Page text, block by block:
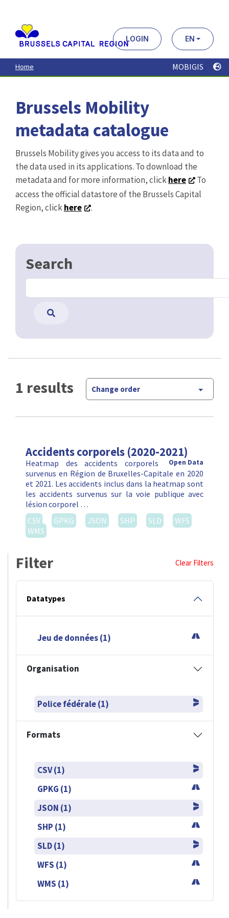
contenu
principal
LOGIN EN
Home MOBIGIS
Brussels Mobility
metadata catalogue
Brussels Mobility gives you access to its data and to
the data used in its applications. To download the
metadata and for more information, clickhere
To
access the official datastore of the Brussels Capital
Region, clickhere .
Search
1 results Change order
Accidents corporels (2020-2021)
Open Data
Heatmap des accidents corporels
survenus en Région de Bruxelles-Capitale en 2020
et 2021. Les accidents inclus dans la heatmap sont
les accidents survenus sur la voie publique avec
lésion corporel …
CSV
GPKG JSON SHP SLD
WFS
WMS
Filter Clear Filters
Datatypes
Jeu de données (1)
Organisation
Police fédérale (1)
Formats
CSV (1)
GPKG (1)
JSON (1)
SHP (1)
SLD (1)
WFS (1)
WMS (1)